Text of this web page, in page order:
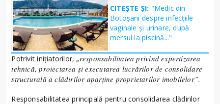
CITEȘTE ȘI: "Medic din
Botoșani despre infecțiile
vaginale și urinare, după
mersul la piscină..."
Potrivit inițiatorilor, „responsabilitatea privind expertizarea
tehnică, proiectarea și executarea lucrărilor de consolidare
structurală a clădirilor aparține proprietarilor imobilelor”.
Responsabilitatea principală pentru consolidarea clădirilor